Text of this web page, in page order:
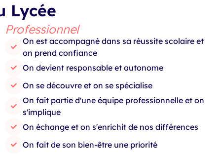
Lycée
Professionnel
On est accompagné dans sa réussite scolaire et
on prend confiance
On devient responsable et autonome
On se découvre et on se spécialise
On fait partie d'une équipe professionnelle et on
s'implique
On échange et on s'enrichit de nos différences
On fait de son bien-être une priorité